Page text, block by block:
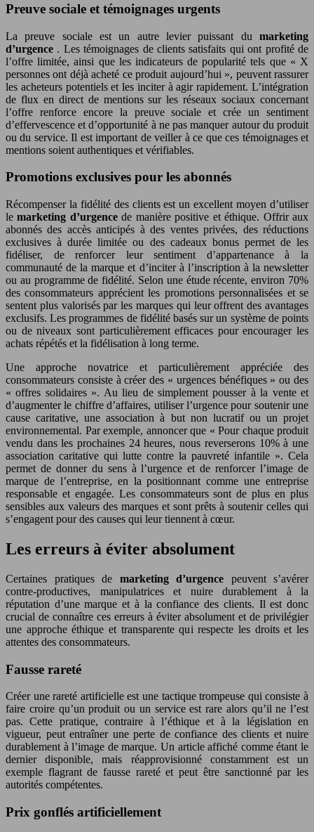
Preuve sociale et témoignages urgents
La preuve sociale est un autre levier puissant du marketing
d’urgence . Les témoignages de clients satisfaits qui ont profité de
l’offre limitée, ainsi que les indicateurs de popularité tels que « X
personnes ont déjà acheté ce produit aujourd’hui », peuvent rassurer
les acheteurs potentiels et les inciter à agir rapidement. L’intégration
de flux en direct de mentions sur les réseaux sociaux concernant
l’offre renforce encore la preuve sociale et crée un sentiment
d’effervescence et d’opportunité à ne pas manquer autour du produit
ou du service. Il est important de veiller à ce que ces témoignages et
mentions soient authentiques et vérifiables.
Promotions exclusives pour les abonnés
Récompenser la fidélité des clients est un excellent moyen d’utiliser
lemarketing d’urgencede manière positive et éthique. Offrir aux
abonnés des accès anticipés à des ventes privées, des réductions
exclusives à durée limitée ou des cadeaux bonus permet de les
fidéliser, de renforcer leur sentiment d’appartenance à la
communauté de la marque et d’inciter à l’inscription à la newsletter
ou au programme de fidélité. Selon une étude récente, environ 70%
des consommateurs apprécient les promotions personnalisées et se
sentent plus valorisés par les marques qui leur offrent des avantages
exclusifs. Les programmes de fidélité basés sur un système de points
ou de niveaux sont particulièrement efficaces pour encourager les
achats répétés et la fidélisation à long terme.
Une approche novatrice et particulièrement appréciée des
consommateurs consiste à créer des « urgences bénéfiques » ou des
« offres solidaires ». Au lieu de simplement pousser à la vente et
d’augmenter le chiffre d’affaires, utiliser l’urgence pour soutenir une
cause caritative, une association à but non lucratif ou un projet
environnemental. Par exemple, annoncer que « Pour chaque produit
vendu dans les prochaines 24 heures, nous reverserons 10% à une
association caritative qui lutte contre la pauvreté infantile ». Cela
permet de donner du sens à l’urgence et de renforcer l’image de
marque de l’entreprise, en la positionnant comme une entreprise
responsable et engagée. Les consommateurs sont de plus en plus
sensibles aux valeurs des marques et sont prêts à soutenir celles qui
s’engagent pour des causes qui leur tiennent à cœur.
Les erreurs à éviter absolument
Certaines pratiques de marketing d’urgence peuvent s’avérer
contre-productives, manipulatrices et nuire durablement à la
réputation d’une marque et à la confiance des clients. Il est donc
crucial de connaître ces erreurs à éviter absolument et de privilégier
une approche éthique et transparente qui respecte les droits et les
attentes des consommateurs.
Fausse rareté
Créer une rareté artificielle est une tactique trompeuse qui consiste à
faire croire qu’un produit ou un service est rare alors qu’il ne l’est
pas. Cette pratique, contraire à l’éthique et à la législation en
vigueur, peut entraîner une perte de confiance des clients et nuire
durablement à l’image de marque. Un article affiché comme étant le
dernier disponible, mais réapprovisionné constamment est un
exemple flagrant de fausse rareté et peut être sanctionné par les
autorités compétentes.
Prix gonflés artificiellement